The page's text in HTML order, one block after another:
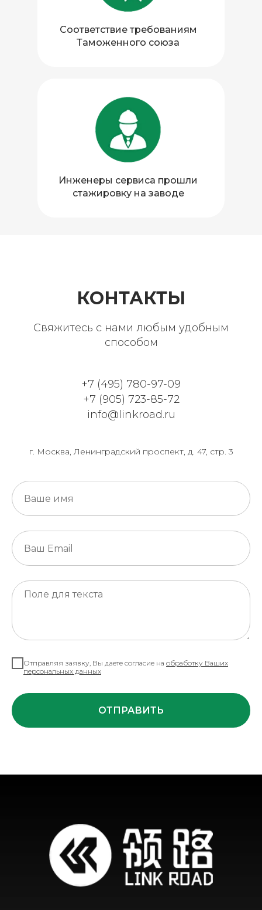
Соответствие требованиям
Таможенного союза
Инженеры сервиса прошли
стажировку на заводе
КОНТАКТЫ
Свяжитесь с нами любым удобным
способом
+7 (495) 780-97-09
+7 (905) 723-85-72
info@linkroad.ru
г. Москва, Ленинградский проспект, д. 47, стр. 3
Отправляя заявку, Вы даете согласие на обработку Ваших
персональных данных
ОТПРАВИТЬ
Сайт сделал @dnshakirov